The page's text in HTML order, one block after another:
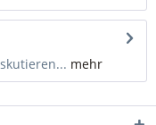
mehr